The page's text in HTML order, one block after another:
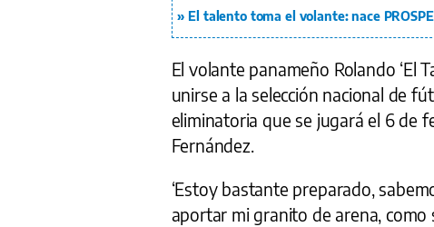
El talento toma el volante: nace
El volante panameño Rolando ‘El
unirse a la selección nacional de
eliminatoria que se jugará el 6 de
Fernández.
‘Estoy bastante preparado,
aportar mi granito de arena, como